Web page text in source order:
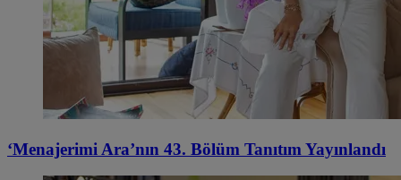
‘Menajerimi Ara’nın 43. Bölüm Tanıtım Yayınlandı